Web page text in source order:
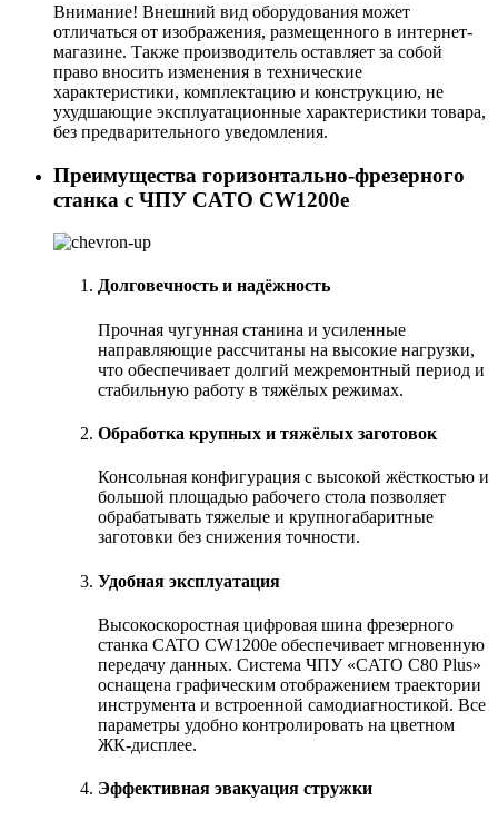
Внимание! Внешний вид оборудования может
отличаться от изображения, размещенного в интернет-
магазине. Также производитель оставляет за собой
право вносить изменения в технические
характеристики, комплектацию и конструкцию, не
ухудшающие эксплуатационные характеристики товара,
без предварительного уведомления.
Преимущества горизонтально-фрезерного
станка с ЧПУ CATO CW1200e
Долговечность и надёжность
Прочная чугунная станина и усиленные
направляющие рассчитаны на высокие нагрузки,
что обеспечивает долгий межремонтный период и
стабильную работу в тяжёлых режимах.
Обработка крупных и тяжёлых заготовок
Консольная конфигурация с высокой жёсткостью и
большой площадью рабочего стола позволяет
обрабатывать тяжелые и крупногабаритные
заготовки без снижения точности.
Удобная эксплуатация
Высокоскоростная цифровая шина фрезерного
станка CATO CW1200e обеспечивает мгновенную
передачу данных. Система ЧПУ «CATO C80 Plus»
оснащена графическим отображением траектории
инструмента и встроенной самодиагностикой. Все
параметры удобно контролировать на цветном
ЖК-дисплее.
Эффективная эвакуация стружки